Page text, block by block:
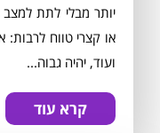
יותר מבלי לתת למצב
או קצרי טווח לרבות:
ועוד, יהיה גבוה...
קרא עוד